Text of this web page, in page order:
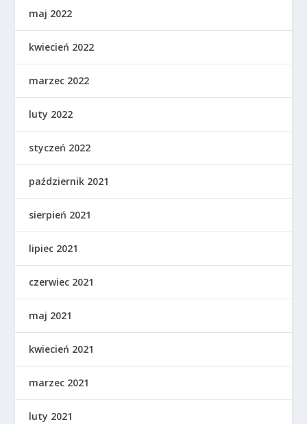
maj 2022
kwiecień 2022
marzec 2022
luty 2022
styczeń 2022
październik 2021
sierpień 2021
lipiec 2021
czerwiec 2021
maj 2021
kwiecień 2021
marzec 2021
luty 2021